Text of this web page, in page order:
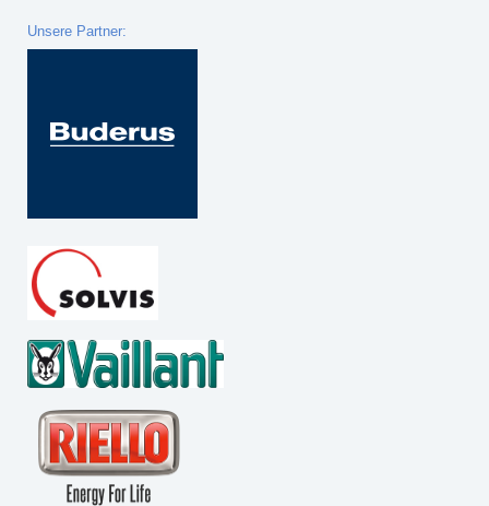
Unsere Partner: